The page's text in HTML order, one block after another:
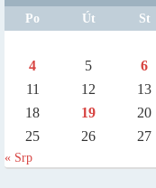
Po Út St
4
5 6
11
12 13
18
19 20
25
26 27
« Srp